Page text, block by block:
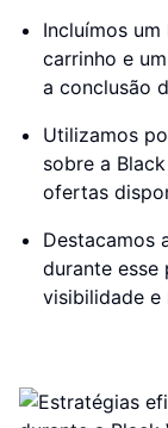
Incluímos
carrinho e
a conclusão
Utilizamos
sobre a
ofertas
Destacamos
durante esse
visibilidade e